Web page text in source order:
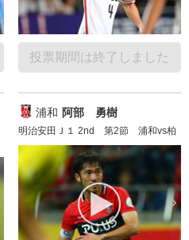
投票期間は終了しました
浦和 阿部 勇樹
明治安田Ｊ１ 2nd 第2節 浦和vs柏